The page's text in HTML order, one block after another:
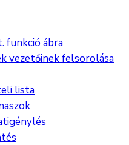
funkció ábra
vezetőinek felsorolása
lista